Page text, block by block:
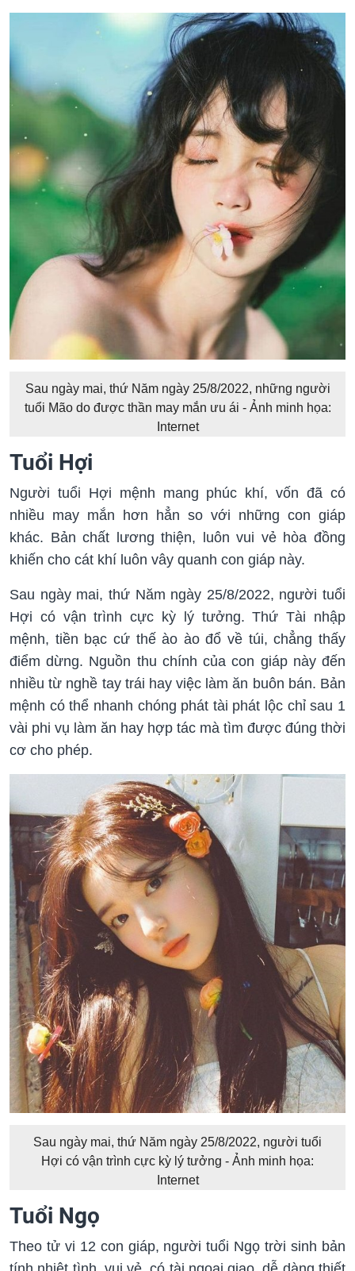
Sau ngày mai, thứ Năm ngày 25/8/2022, những người
tuổi Mão do được thần may mắn ưu ái - Ảnh minh họa:
Internet
Tuổi Hợi
Người tuổi Hợi mệnh mang phúc khí, vốn đã có
nhiều may mắn hơn hẳn so với những con giáp
khác. Bản chất lương thiện, luôn vui vẻ hòa đồng
khiến cho cát khí luôn vây quanh con giáp này.
Sau ngày mai, thứ Năm ngày 25/8/2022, người tuổi
Hợi có vận trình cực kỳ lý tưởng. Thứ Tài nhập
mệnh, tiền bạc cứ thế ào ào đổ về túi, chẳng thấy
điểm dừng. Nguồn thu chính của con giáp này đến
nhiều từ nghề tay trái hay việc làm ăn buôn bán. Bản
mệnh có thể nhanh chóng phát tài phát lộc chỉ sau 1
vài phi vụ làm ăn hay hợp tác mà tìm được đúng thời
cơ cho phép.
Sau ngày mai, thứ Năm ngày 25/8/2022, người tuổi
Hợi có vận trình cực kỳ lý tưởng - Ảnh minh họa:
Internet
Tuổi Ngọ
Theo tử vi 12 con giáp, người tuổi Ngọ trời sinh bản